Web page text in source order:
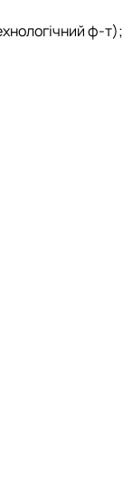
ф-т);